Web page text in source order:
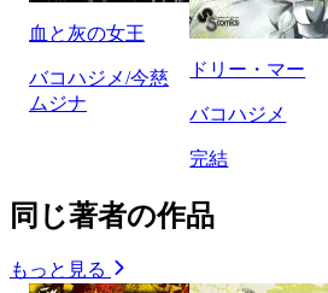
血と灰の女王
バコハジメ/今慈
ムジナ
ドリー・マー
バコハジメ
完結
同じ著者の作品
もっと見る